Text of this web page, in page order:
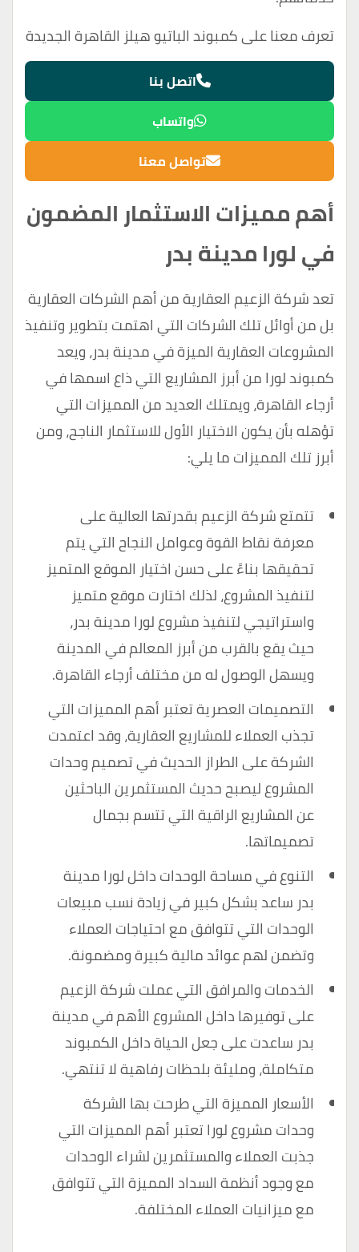
تعرف معنا علىكمبوند الباتيو هيلز القاهرة الجديدة
اتصل بنا
واتساب
تواصل معنا
أهم مميزات الاستثمار المضمون
في لورا مدينة بدر
تعد شركة الزعيم العقارية من أهم الشركات العقارية
بل من أوائل تلك الشركات التي اهتمت بتطوير وتنفيذ
المشروعات العقارية الميزة في مدينة بدر، ويعد
كمبوند لورا من أبرز المشاريع التي ذاع اسمها في
أرجاء القاهرة، ويمتلك العديد من المميزات التي
تؤهله بأن يكون الاختيار الأول للاستثمار الناجح، ومن
أبرز تلك المميزات ما يلي:
تتمتع شركة الزعيم بقدرتها العالية على
معرفة نقاط القوة وعوامل النجاح التي يتم
تحقيقها بناءً على حسن اختيار الموقع المتميز
لتنفيذ المشروع، لذلك اختارت موقع متميز
واستراتيجي لتنفيذ مشروع لورا مدينة بدر،
حيث يقع بالقرب من أبرز المعالم في المدينة
ويسهل الوصول له من مختلف أرجاء القاهرة.
التصميمات العصرية تعتبر أهم المميزات التي
تجذب العملاء للمشاريع العقارية، وقد اعتمدت
الشركة على الطراز الحديث في تصميم وحدات
المشروع ليصبح حديث المستثمرين الباحثين
عن المشاريع الراقية التي تتسم بجمال
تصميماتها.
التنوع في مساحة الوحدات داخل لورا مدينة
بدر ساعد بشكل كبير في زيادة نسب مبيعات
الوحدات التي تتوافق مع احتياجات العملاء
وتضمن لهم عوائد مالية كبيرة ومضمونة.
الخدمات والمرافق التي عملت شركة الزعيم
على توفيرها داخل المشروع الأهم في مدينة
بدر ساعدت على جعل الحياة داخل الكمبوند
متكاملة، ومليئة بلحظات رفاهية لا تنتهي.
الأسعار المميزة التي طرحت بها الشركة
وحدات مشروع لورا تعتبر أهم المميزات التي
جذبت العملاء والمستثمرين لشراء الوحدات
مع وجود أنظمة السداد المميزة التي تتوافق
مع ميزانيات العملاء المختلفة.